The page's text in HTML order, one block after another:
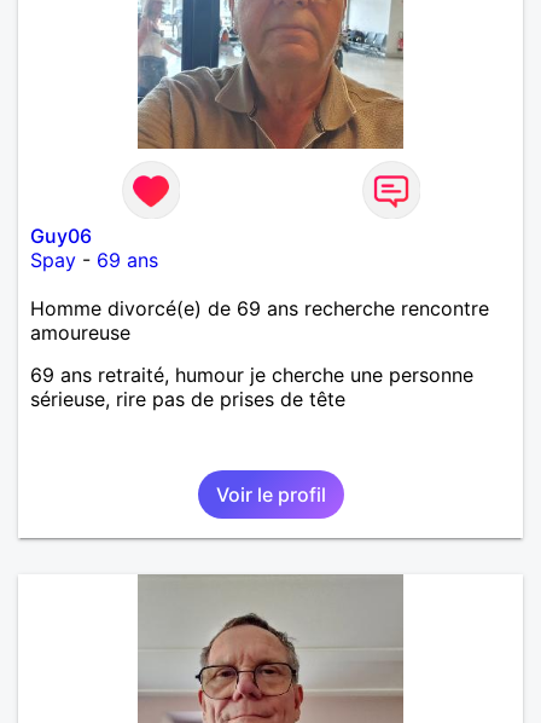
Guy06
Spay - 69 ans
Homme divorcé(e) de 69 ans recherche rencontre
amoureuse
69 ans retraité, humour je cherche une personne
sérieuse, rire pas de prises de tête
Voir le profil